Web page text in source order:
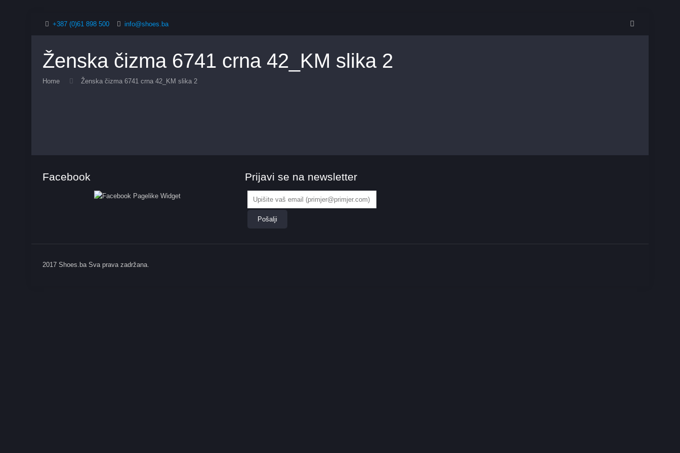
+387 (0)61 898 500 info@shoes.ba
Ženska čizma 6741 crna 42_KM slika 2
Home Ženska čizma 6741 crna 42_KM slika 2
Facebook Prijavi se na newsletter
2017 Shoes.ba Sva prava zadržana.